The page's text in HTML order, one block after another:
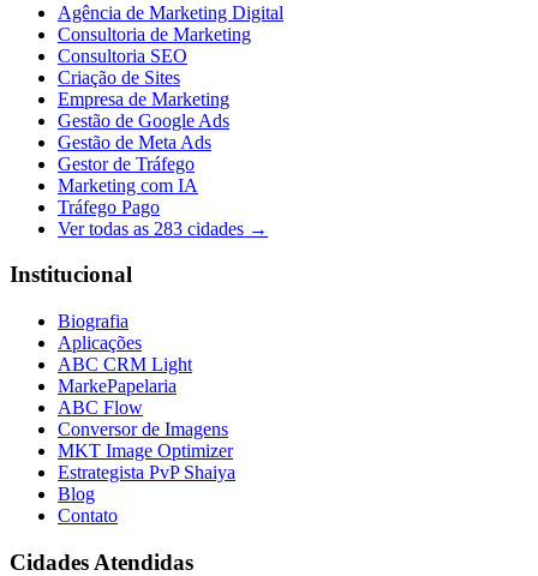
Agência de Marketing Digital
Consultoria de Marketing
Consultoria SEO
Criação de Sites
Empresa de Marketing
Gestão de Google Ads
Gestão de Meta Ads
Gestor de Tráfego
Marketing com IA
Tráfego Pago
Ver todas as 283 cidades →
Institucional
Biografia
Aplicações
ABC CRM Light
MarkePapelaria
ABC Flow
Conversor de Imagens
MKT Image Optimizer
Estrategista PvP Shaiya
Blog
Contato
Cidades Atendidas